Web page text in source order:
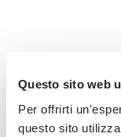
Questo sito web
Per offrirti
questo sito